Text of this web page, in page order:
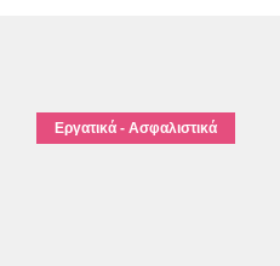
Εργατικά - Ασφαλιστικά